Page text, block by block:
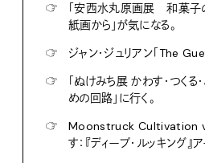
☞
「安西水丸原画展 和菓子
紙画から」が気になる。
☞
ジャン・ジュリアン「The
☞
「ぬけみち展 かわす・つく
めの回路」に行く。
☞
Moonstruck Cultivation
す：『ディープ・ルッキング』